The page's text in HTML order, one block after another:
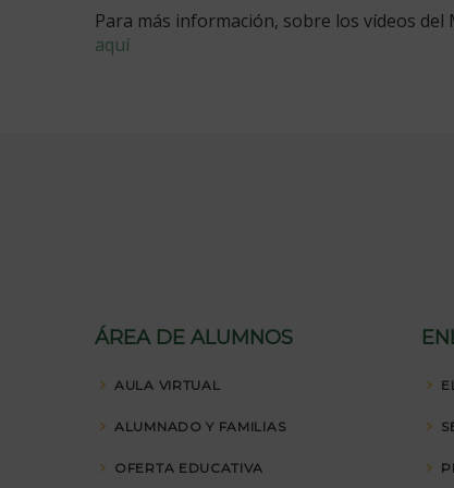
Para más información, sobre los vídeos
aquí
ÁREA DE ALUMNOS
AULA VIRTUAL
ALUMNADO Y FAMILIAS
OFERTA EDUCATIVA